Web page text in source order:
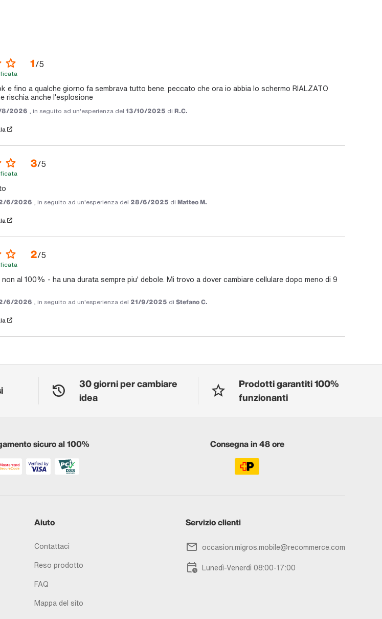
1/5
e fino a qualche giorno fa sembrava tutto bene. peccato che ora io abbia lo schermo RIALZATO
rischia anche l'esplosione
2026 , in seguito ad un'esperienza del13/10/2025 diR.C.
3/5
6/2026 , in seguito ad un'esperienza del 28/6/2025 diMatteo M.
2/5
al 100% - ha una durata sempre piu' debole. Mi trovo a dover cambiare cellulare dopo meno di 9
6/2026 , in seguito ad un'esperienza del 21/9/2025 diStefano C.
30 giorni per cambiare
idea
Prodotti garantiti 100%
funzionanti
sicuro al 100% Consegna in 48 ore
Aiuto
Contattaci
Reso prodotto
FAQ
Mappa del sito
Servizio clienti
occasion.migros.mobile@recommerce.com
Lunedì-Venerdì 08:00-17:00